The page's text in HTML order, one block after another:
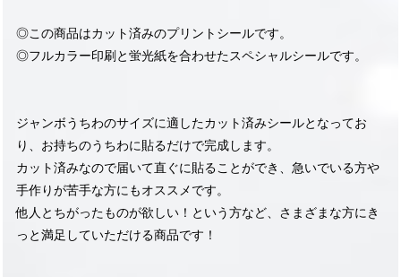
◎この商品はカット済みのプリントシールです。
◎フルカラー印刷と蛍光紙を合わせたスペシャルシールです。
ジャンボうちわのサイズに適したカット済みシールとなってお
り、お持ちのうちわに貼るだけで完成します。
カット済みなので届いて直ぐに貼ることができ、急いでいる方や
手作りが苦手な方にもオススメです。
他人とちがったものが欲しい！という方など、さまざまな方にき
っと満足していただける商品です！